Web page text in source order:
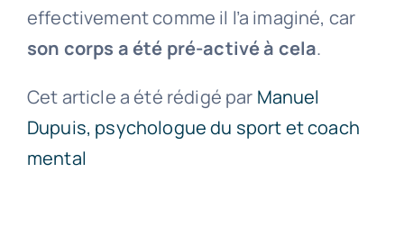
effectivement comme il l’a imaginé, car
son corps a été pré-activé à cela.
Cet article a été rédigé par Manuel
Dupuis, psychologue du sport et coach
mental